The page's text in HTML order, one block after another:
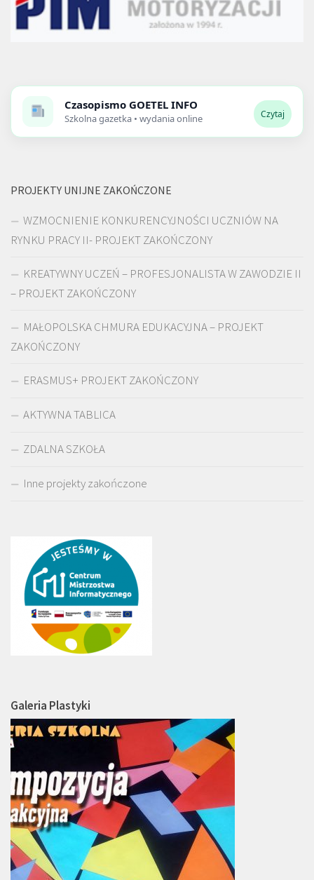
Czasopismo GOETEL INFO
Szkolna gazetka • wydania online Czytaj
PROJEKTY UNIJNE ZAKOŃCZONE
WZMOCNIENIE KONKURENCYJNOŚCI UCZNIÓW NA
RYNKU PRACY II- PROJEKT ZAKOŃCZONY
KREATYWNY UCZEŃ – PROFESJONALISTA W ZAWODZIE II
– PROJEKT ZAKOŃCZONY
MAŁOPOLSKA CHMURA EDUKACYJNA – PROJEKT
ZAKOŃCZONY
ERASMUS+ PROJEKT ZAKOŃCZONY
AKTYWNA TABLICA
ZDALNA SZKOŁA
Inne projekty zakończone
Galeria Plastyki